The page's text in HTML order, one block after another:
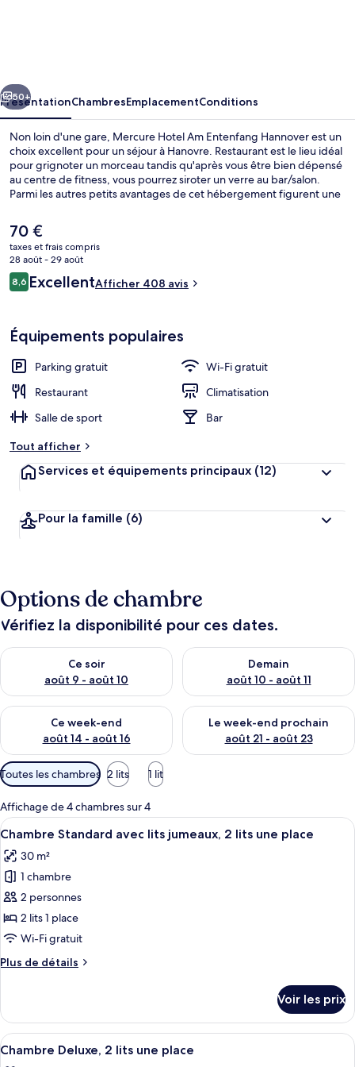
Hannover
Suivant
50+
PrésentationChambresEmplacementConditions
Non loin d'une gare, Mercure Hotel Am Entenfang Hannover est un
choix excellent pour un séjour à Hanovre. Restaurant est le lieu idéal
pour grignoter un morceau tandis qu'après vous être bien dépensé
au centre de fitness, vous pourrez siroter un verre au bar/salon.
Parmi les autres petits avantages de cet hébergement figurent une
Le
prix
actuel
est
de
70 €
taxes et frais compris
28 août - 29 août
Avis
voyageurs
8,68,6 sur 10
ExcellentAfficher 408 avis
Équipements populaires
Parking gratuit
Wi-Fi gratuit
Restaurant
Climatisation
Salle de sport
Bar
Tout afficher
Services et équipements principaux (12)
Pour la famille (6)
Options de chambre
Vérifiez la disponibilité pour ces dates.
Ce soir
août 9 - août 10
Vérifier la disponibilité pour ce soir août 9 - août 10
Demain
août 10 - août 11
Vérifier la disponibilité pour
Ce week-end
août 14 - août 16
Vérifier la disponibilité pour ce week-end août 14 - août 16
Le week-end prochain
août 21 - août 23
Vérifier la disponibilité pour
Filtres
disponibles
pour
les
chambres
Toutes les chambres 2 lits 1 lit
Affichage de 4 chambres sur 4
Afficher
toutes
les
photos
pour
ce
type
chambre :
avec
lits
jumeaux,
Une chambre d’hôtel avec un
4
Chambre Standard avec lits jumeaux, 2 lits une place
30 m²
1 chambre
2 personnes
2 lits 1 place
Wi-Fi gratuit
Plus de détails
Plus
le
type
de
Voir les prix
Afficher
toutes
Une chambre d’hôtel avec un
6
Chambre Deluxe, 2 lits une place